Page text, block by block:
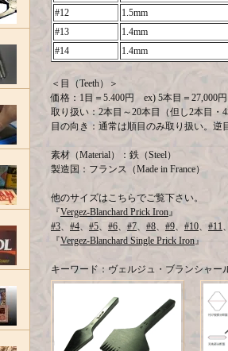
#12
1.5mm
#13
1.4mm
#14
1.4mm
＜目（Teeth）＞
価格：1目＝5.400円 ex) 5本目＝27,000円
取り扱い：2本目～20本目（但し2本目・
目の向き：通常は順目のみ取り扱い。逆
素材（Material）：鉄（Steel）
製造国：フランス（Made in France）
他のサイズはこちらでご覧下さい。
『Vergez-Blanchard Prick Iron』
#3、 #4、 #5、 #6、 #7、 #8、 #9、 #10、 #11、
『Vergez-Blanchard Single Prick Iron』
キーワード：ヴェルジュ・ブランシャー